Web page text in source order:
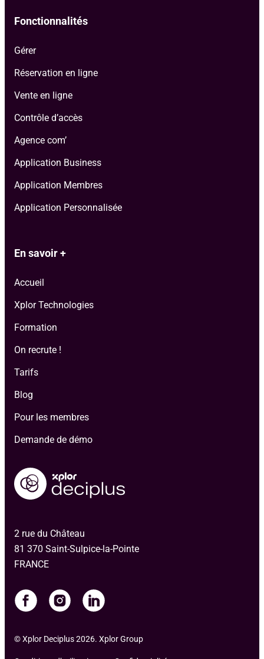
2 rue du Château
81 370 Saint-Sulpice-la-Pointe
FRANCE
Fonctionnalités
Gérer
Réservation en ligne
Vente en ligne
Contrôle d’accès
Agence com’
Application Business
Application Membres
Application Personnalisée
En savoir +
Accueil
Xplor Technologies
Formation
On recrute !
Tarifs
Blog
Pour les membres
Demande de démo
© Xplor Deciplus 2026. Xplor Group